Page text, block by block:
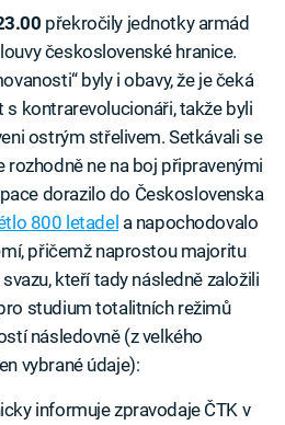
překročily jednotky armád
československé hranice.
byly i obavy, že je čeká
kontrarevolucionáři, takže byli
ostrým střelivem. Setkávali se
rozhodně ne na boj připravenými
dorazilo do Československa
800 letadel a napochodovalo
přičemž naprostou majoritu
kteří tady následně založili
studium totalitních režimů
následovně (z velkého
vybrané údaje):
informuje zpravodaje ČTK v